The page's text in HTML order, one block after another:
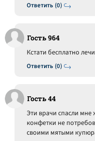
Ответить (0)
Гость 964
Ответить (0)
Кстати бесплатно
Гость 44
Эти врачи спасли
конфетки не
своими мятыми